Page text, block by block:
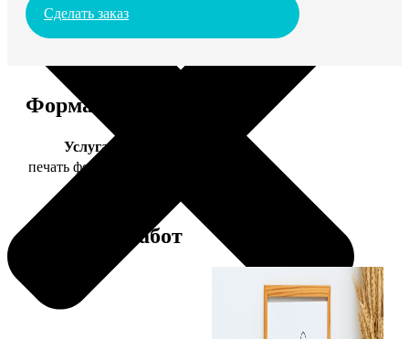
Сделать заказ
Форматы и цены
Услуга
печать фото 13х18
Примеры работ